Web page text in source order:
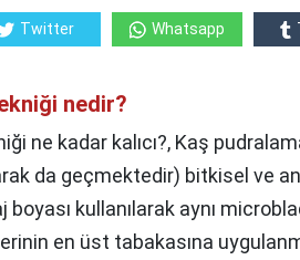
Twitter Whatsapp
nedir?
ne kadar kalıcı?, Kaş
da geçmektedir) bitkisel ve
boyası kullanılarak aynı
en üst tabakasına